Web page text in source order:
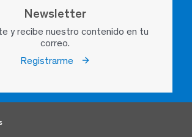
Newsletter
y recibe nuestro contenido en tu
correo.
Registrarme